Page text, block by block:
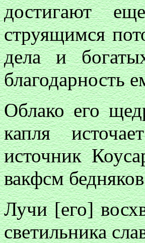
достигают
струящимся
дела и
благодарность
Облако его
капля
источник
вакфсм
Лучи [его]
светильника